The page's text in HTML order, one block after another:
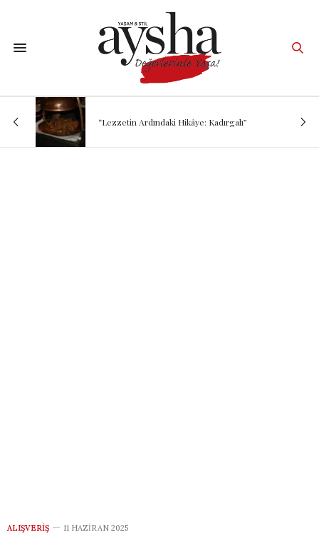
“Lezzetin Ardındaki Hikâye: Kadırgalı”
ALIŞVERIŞ 11 HAZIRAN 2025